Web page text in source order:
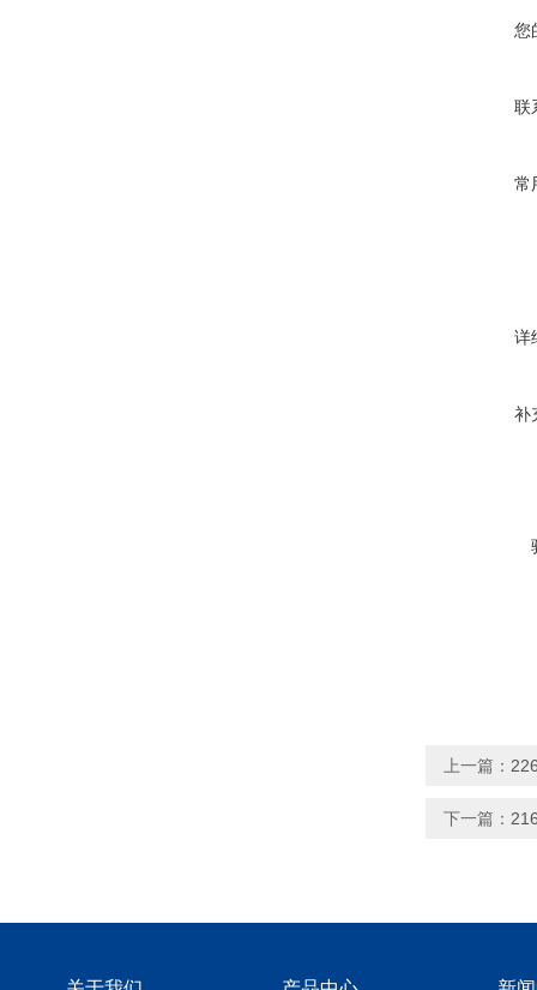
您
联
常
详
补
上一篇：
下一篇：